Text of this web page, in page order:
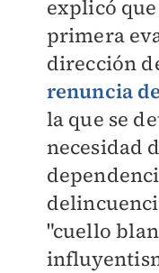
explicó
primera
dirección
renuncia
la que se
necesidad
"cuello